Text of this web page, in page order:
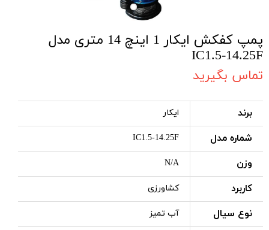
پمپ کفکش ایکار 1 اینچ 14 متری مدل
IC1.5-14.25F
تماس بگیرید
برند ایکار
شماره مدل IC1.5-14.25F
وزن N/A
کاربرد کشاورزی
نوع سیال آب تمیز